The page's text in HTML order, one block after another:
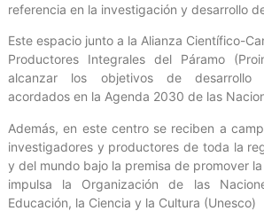
referencia en la investigación y desarrollo
Este espacio junto a la Alianza Científico-
Productores Integrales del Páramo
alcanzar los objetivos de desarrollo
acordados en la Agenda 2030 de las
Además, en este centro se reciben a
investigadores y productores de toda la
y del mundo bajo la premisa de promover
impulsa la Organización de las
Educación, la Ciencia y la Cultura (Unesco)